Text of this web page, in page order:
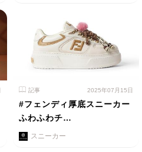
記事 2025年07月15日
#フェンディ厚底スニーカー
ふわふわチ…
スニーカー